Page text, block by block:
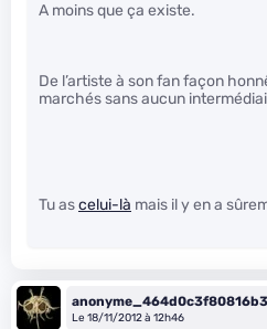
A moins que ça existe.
De l’artiste à son fan façon
marchés sans aucun
Tu ascelui-là mais il y en a
Le 18/11/2012 à 12h46